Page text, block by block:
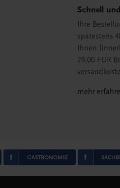
Schnell
Ihre
spätestens
Ihnen
29,00 EUR
mehr
GASTRONOMIE